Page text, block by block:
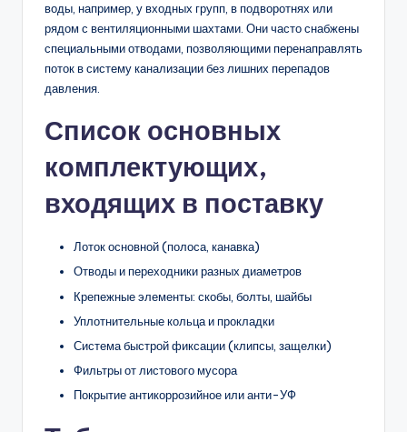
воды, например, у входных групп, в подворотнях или
рядом с вентиляционными шахтами. Они часто снабжены
специальными отводами, позволяющими перенаправлять
поток в систему канализации без лишних перепадов
давления.
Список основных
комплектующих,
входящих в поставку
Лоток основной (полоса, канавка)
Отводы и переходники разных диаметров
Крепежные элементы: скобы, болты, шайбы
Уплотнительные кольца и прокладки
Система быстрой фиксации (клипсы, защелки)
Фильтры от листового мусора
Покрытие антикоррозийное или анти-УФ